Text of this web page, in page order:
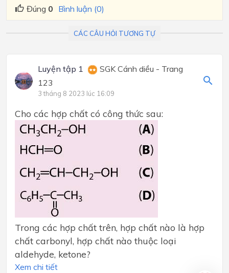
Đúng 0 Bình luận (0)
CÁC CÂU HỎI TƯƠNG TỰ
Luyện tập 1
SGK Cánh diều - Trang
123
3 tháng 8 2023 lúc 16:09
Cho các hợp chất có công thức sau:
Trong các hợp chất trên, hợp chất nào là hợp
chất carbonyl, hợp chất nào thuộc loại
aldehyde, ketone?
Xem chi tiết